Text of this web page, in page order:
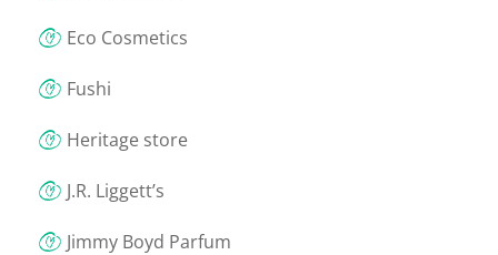
Eco Cosmetics
Fushi
Heritage store
J.R. Liggett’s
Jimmy Boyd Parfum